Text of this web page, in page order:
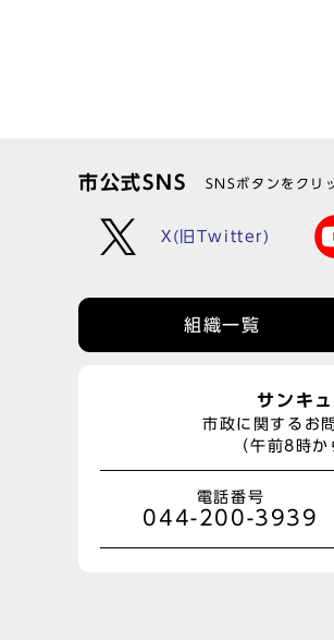
市公式SNS SNSボタンをクリ
X(旧Twitter)
組織一覧
サンキ
市政に関するお
（午前8時
電話番号
044-200-3939